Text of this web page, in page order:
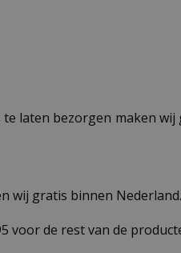
laten bezorgen maken
wij gratis binnen Nederland.
voor de rest van de